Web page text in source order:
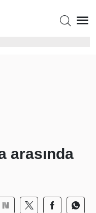
arasında